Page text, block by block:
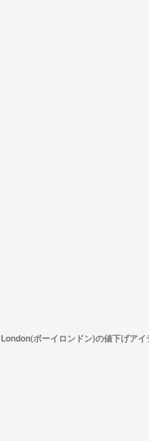
ボーイロンドン)の値下げアイ